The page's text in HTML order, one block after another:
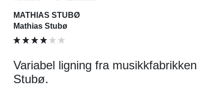
MATHIAS STUBØ
Mathias Stubø
Variabel ligning fra musikkfabrikken
Stubø.